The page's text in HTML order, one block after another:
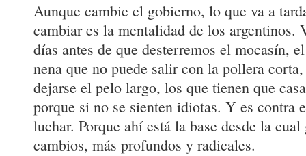
Aunque cambie el gobierno, lo que va a
cambiar es la mentalidad de los argentinos.
días antes de que desterremos el mocasín,
nena que no puede salir con la pollera
dejarse el pelo largo, los que tienen que
porque si no se sienten idiotas. Y es contra
luchar. Porque ahí está la base desde la cual
cambios, más profundos y radicales.